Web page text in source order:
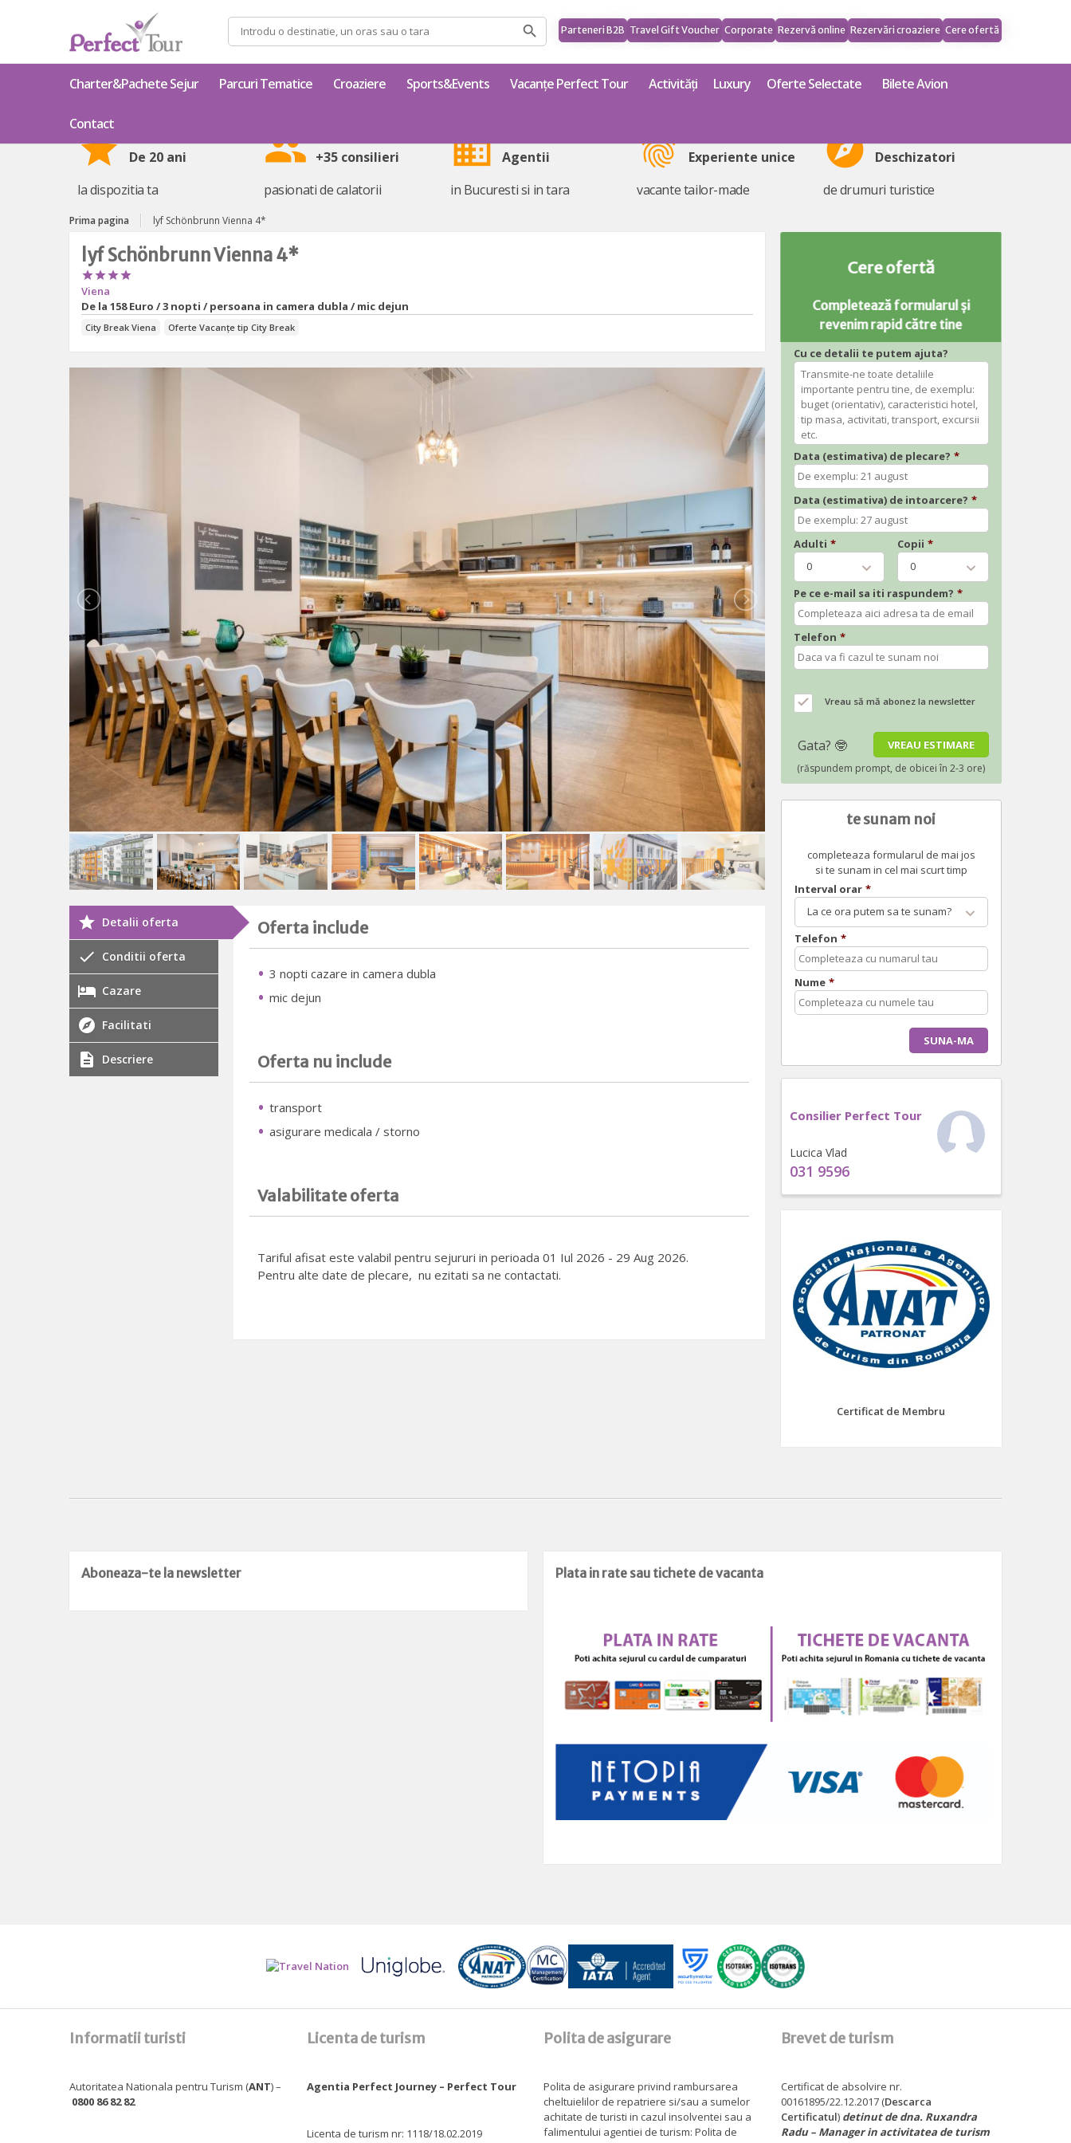
Parteneri B2B Travel Gift Voucher Corporate Rezervă online Rezervări croaziere Cere ofertă
Caută
după:
Charter&Pachete Sejur Parcuri Tematice Croaziere Sports&Events Vacanțe Perfect Tour Activități Luxury Oferte Selectate Bilete Avion
Contact
star De 20 ani
la dispozitia ta
group +35 consilieri
pasionati de calatorii
business Agentii
in Bucuresti si in tara
fingerprint Experiente unice
vacante tailor-made
explore Deschizatori
de drumuri turistice
Prima pagina lyf Schönbrunn Vienna 4*
lyf Schönbrunn Vienna 4*

Viena
De la 158 Euro / 3 nopti / persoana in camera dubla / mic dejun
City Break Viena Oferte Vacanțe tip City Break
Detalii oferta
Conditii oferta
Cazare
Facilitati
Descriere
Oferta include
3 nopti cazare in camera dubla
mic dejun
Oferta nu include
transport
asigurare medicala / storno
Valabilitate oferta
Tariful afisat este valabil pentru sejururi in perioada 01 Iul 2026 - 29 Aug 2026.
Pentru alte date de plecare, nu ezitati sa ne contactati.
Cere ofertă
Completează formularul și
revenim rapid către tine
Cu ce detalii te putem ajuta?
Data (estimativa) de plecare? *
Data (estimativa) de intoarcere? *
Adulti *
0
Copii *
0
Pe ce e-mail sa iti raspundem? *
Telefon *
Vreau să mă abonez la newsletter
te sunam noi
completeaza formularul de mai jos
si te sunam in cel mai scurt timp
Interval orar *
La ce ora putem sa te sunam?
Telefon *
Nume *
Consilier Perfect Tour
Lucica Vlad
031 9596
Certificat de Membru
Aboneaza-te la newsletter Plata in rate sau tichete de vacanta
Informatii turisti
Autoritatea Nationala pentru Turism (ANT) –
0800 86 82 82
Licenta de turism
Agentia Perfect Journey – Perfect Tour
Licenta de turism nr: 1118/18.02.2019
Polita de asigurare
Polita de asigurare privind rambursarea
cheltuielilor de repatriere si/sau a sumelor
achitate de turisti in cazul insolventei sau a
falimentului agentiei de turism: Polita de
Brevet de turism
Certificat de absolvire nr.
00161895/22.12.2017 (Descarca
Certificatul) detinut de dna. Ruxandra
Radu – Manager in activitatea de turism